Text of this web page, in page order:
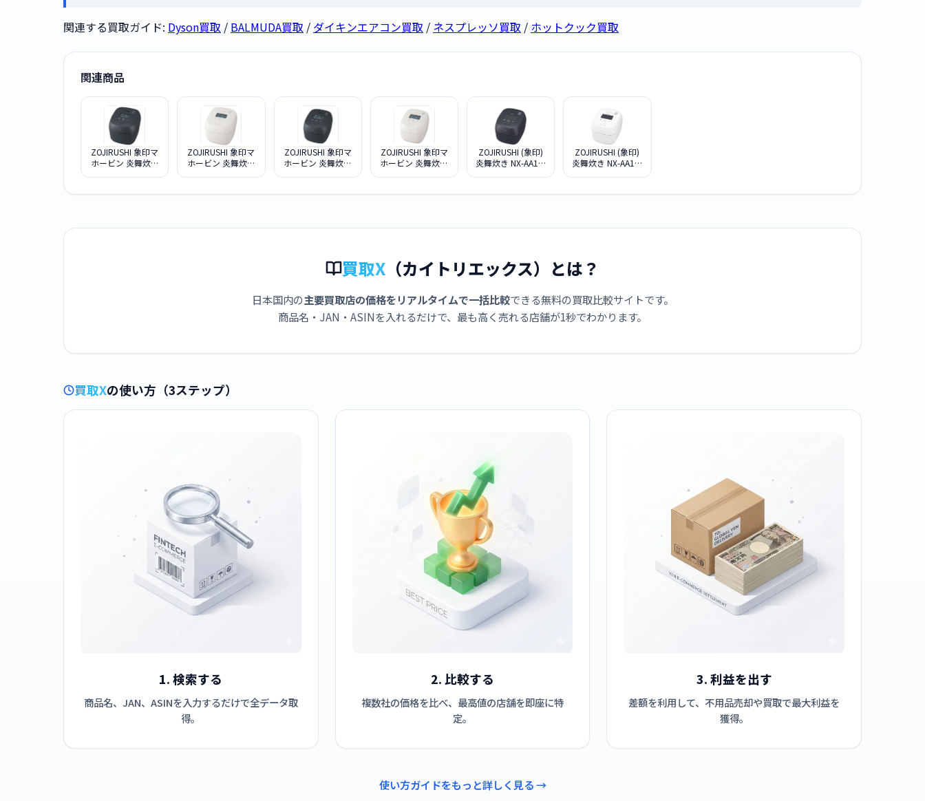
関連する買取ガイド: Dyson買取 / BALMUDA買取 / ダイキンエアコン買取 / ネスプレッソ買取 / ホットクック買取
関連商品
ZOJIRUSHI 象印マ
ホービン 炎舞炊き
ZOJIRUSHI 象印マ
ホービン 炎舞炊き
ZOJIRUSHI 象印マ
ホービン 炎舞炊き
ZOJIRUSHI 象印マ
ホービン 炎舞炊き
ZOJIRUSHI (象印)
炎舞炊き NX-AA10-
ZOJIRUSHI (象印)
炎舞炊き NX-AA10-
買取X （カイトリエックス）とは？
日本国内の主要買取店の価格をリアルタイムで一括比較できる無料の買取比較サイトです。
商品名・JAN・ASINを入れるだけで、最も高く売れる店舗が1秒でわかります。
買取Xの使い方（3ステップ）
1. 検索する
商品名、JAN、ASINを入力するだけで全データ取
得。
2. 比較する
複数社の価格を比べ、最高値の店舗を即座に特
定。
3. 利益を出す
差額を利用して、不用品売却や買取で最大利益を
獲得。
使い方ガイドをもっと詳しく見る →